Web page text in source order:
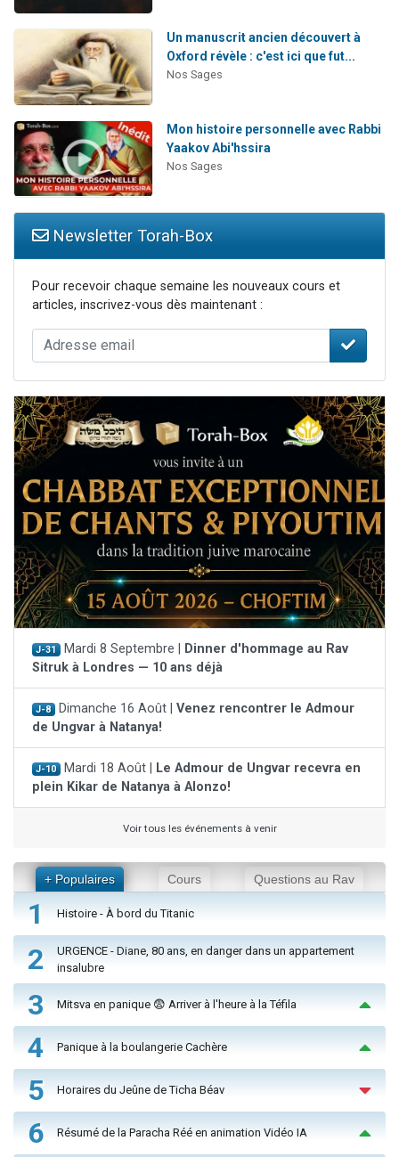
Un manuscrit ancien découvert à
Oxford révèle : c'est ici que fut...
Nos Sages
Mon histoire personnelle avec Rabbi
Yaakov Abi'hssira
Nos Sages
Newsletter Torah-Box
Pour recevoir chaque semaine les nouveaux cours et
articles, inscrivez-vous dès maintenant :
J-31 Mardi 8 Septembre |
Dinner d'hommage au Rav
Sitruk à Londres — 10 ans déjà
J-8 Dimanche 16 Août | Venez rencontrer le Admour
de Ungvar à Natanya!
J-10 Mardi 18 Août |
Le Admour de Ungvar recevra en
plein Kikar de Natanya à Alonzo!
Voir tous les événements à venir
+ Populaires Cours Questions au Rav
1 Histoire - À bord du Titanic
2
URGENCE - Diane, 80 ans, en danger dans un appartement
insalubre
3 Mitsva en panique 😨 Arriver à l'heure à la Téfila
4 Panique à la boulangerie Cachère
5 Horaires du Jeûne de Ticha Béav
6 Résumé de la Paracha Réé en animation Vidéo IA